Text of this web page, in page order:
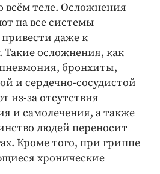
всём теле. Осложнения
на все системы
даже к
Такие осложнения, как
бронхиты,
и сердечно-сосудистой
из-за отсутствия
и самолечения, а также
людей переносит
Кроме того, при гриппе
хронические